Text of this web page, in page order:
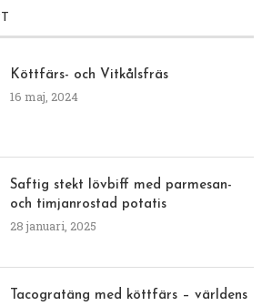
Köttfärs- och Vitkålsfräs
16 maj, 2024
Saftig stekt lövbiff med parmesan-
och timjanrostad potatis
28 januari, 2025
Tacogratäng med köttfärs – världens